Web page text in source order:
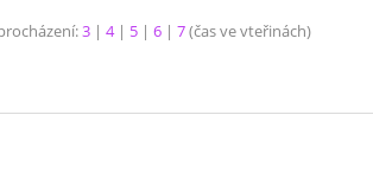
3 | 4| 5 | 6 | 7(čas ve vteřinách)